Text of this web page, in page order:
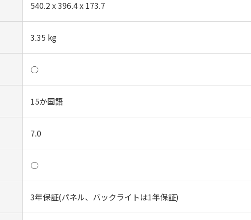
540.2 x 396.4 x 173.7‎
3.35 kg‎
○
15か国語‎
7.0
○
3年保証(パネル、バックライトは1年保証)‎